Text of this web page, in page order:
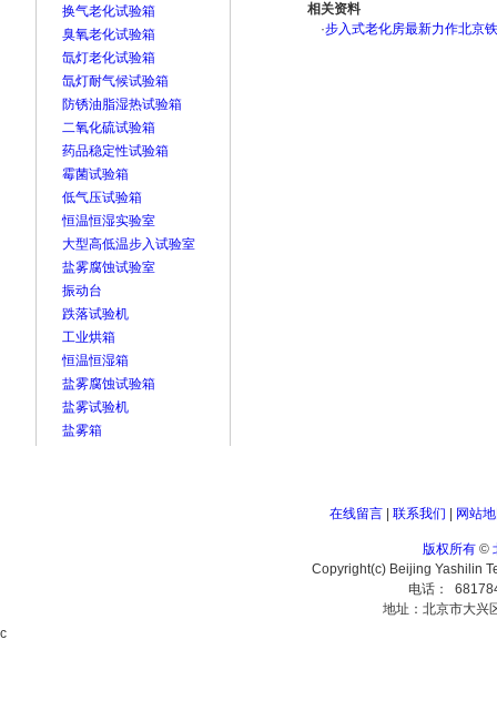
换气老化试验箱
臭氧老化试验箱
氙灯老化试验箱
氙灯耐气候试验箱
防锈油脂湿热试验箱
二氧化硫试验箱
药品稳定性试验箱
霉菌试验箱
低气压试验箱
恒温恒湿实验室
大型高低温步入试验室
盐雾腐蚀试验室
振动台
跌落试验机
工业烘箱
恒温恒湿箱
盐雾腐蚀试验箱
盐雾试验机
盐雾箱
相关资料
·步入式老化房最新力作北京
在线留言| 联系我们 网站
版权所有©
Copyright(c) Beijing Yashilin
电话：
地址：北京市大兴
c